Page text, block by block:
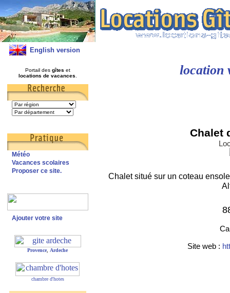
English version
Portail des gîtes et
locations de vacances
Météo
Vacances scolaires
Proposer ce site.
Ajouter votre site
Provence Ardeche
chambre d'hotes
location
Chalet
Chalet situé sur un coteau
Site web :